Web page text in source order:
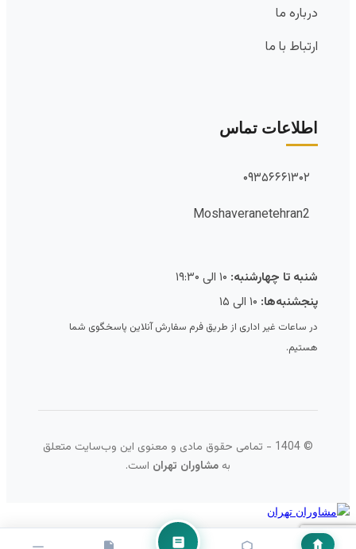
درباره ما
ارتباط با ما
اطلاعات تماس
۰۹۳۵۶۶۶۱۳۰۲
Moshaveranetehran2
شنبه تا چهارشنبه:
پنجشنبه‌ها:
در ساعات غیر اداری از طریق فرم سفارش آنلاین پاسخگوی شما
هستیم.
© 1404 - تمامی حقوق مادی و معنوی این وب‌سایت متعلق
به مشاوران تهران است.